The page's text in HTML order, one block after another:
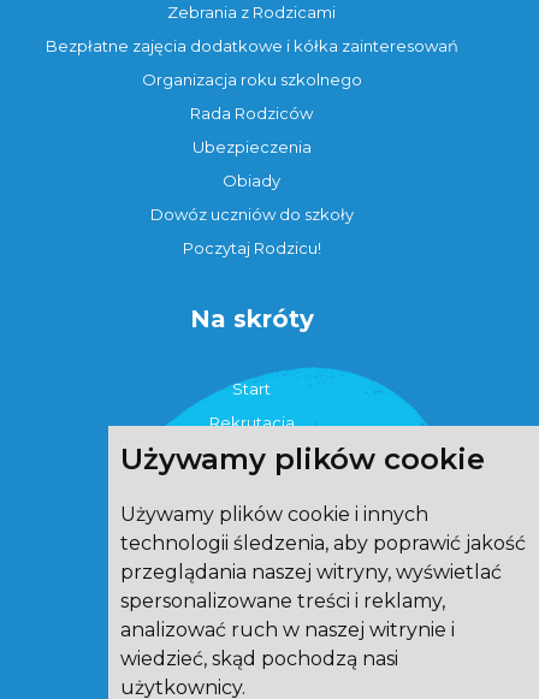
Używamy plików cookie
Używamy plików cookie i innych
technologii śledzenia, aby poprawić jakość
przeglądania naszej witryny, wyświetlać
spersonalizowane treści i reklamy,
analizować ruch w naszej witrynie i
wiedzieć, skąd pochodzą nasi
użytkownicy.
Zebrania z Rodzicami
Bezpłatne zajęcia dodatkowe i kółka zainteresowań
Organizacja roku szkolnego
Rada Rodziców
Ubezpieczenia
Obiady
Dowóz uczniów do szkoły
Poczytaj Rodzicu!
Na skróty
Start
Rekrutacja
Strefa ucznia
Strefa rodzica
eTwinning
Aktualności
Świetlica
Kontakt
Cookies